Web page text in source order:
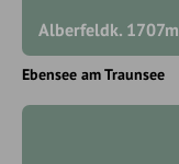
Alberfeldk. 1707m
Ebensee am Traunsee